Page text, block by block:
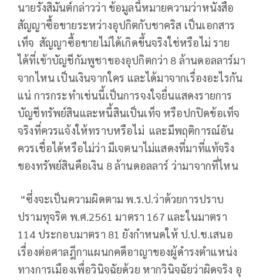
นายรังสิมันต์กล่าวว่า ข้อมูลนี้หมายความว่าหนังสือ
สัญญาซื้อขายระหว่างอุปกิตกับชาคริส เป็นเอกสาร
เท็จ สัญญาซื้อขายไม่ได้เกิดขึ้นจริงใช่หรือไม่ ราย
ได้ที่เข้าบัญชีกัมพูชาของอุปกิตกว่า 8 ล้านดอลลาร์มา
จากไหน เป็นเงินจากใคร และได้มาจากเรื่องอะไรกัน
แน่ การกระทำเช่นนี้เป็นการจงใจยื่นแสดงรายการ
บัญชีทรัพย์สินและหนี้สินเป็นเท็จ หรือปกปิดข้อเท็จ
จริงที่ควรแจ้งให้ทราบหรือไม่ และมีพฤติการณ์อัน
ควรเชื่อได้หรือไม่ว่า มีเจตนาไม่แสดงที่มาที่แท้จริง
ของทรัพย์สินคือเงิน 8 ล้านดอลลาร์ ว่ามาจากที่ไหน
“ซึ่งจะเป็นความผิดตาม พ.ร.ป.ว่าด้วยการปราบ
ปรามทุจริต พ.ศ.2561 มาตรา 167 และในมาตรา
114 ประกอบมาตรา 81 ยังกำหนดให้ ป.ป.ช.เสนอ
เรื่องต่อศาลฎีกาแผนกคดีอาญาของผู้ดำรงตำแหน่ง
ทางการเมืองเพื่อวินิจฉัยด้วย หากวินิจฉัยว่าผิดจริง อุ